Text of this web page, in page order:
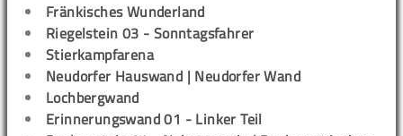
Fränkisches Wunderland
Riegelstein 03 - Sonntagsfahrer
Stierkampfarena
Neudorfer Hauswand | Neudorfer Wand
Lochbergwand
Erinnerungswand 01 - Linker Teil